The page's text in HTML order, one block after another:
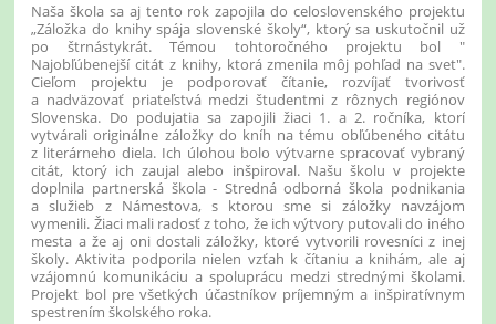
Naša škola sa aj tento rok zapojila do celoslovenského projektu
„Záložka do knihy spája slovenské školy“, ktorý sa uskutočnil už
po štrnástykrát. Témou tohtoročného projektu bol "
Najobľúbenejší citát z knihy, ktorá zmenila môj pohľad na svet".
Cieľom projektu je podporovať čítanie, rozvíjať tvorivosť
a nadväzovať priateľstvá medzi študentmi z rôznych regiónov
Slovenska. Do podujatia sa zapojili žiaci 1. a 2. ročníka, ktorí
vytvárali originálne záložky do kníh na tému obľúbeného citátu
z literárneho diela. Ich úlohou bolo výtvarne spracovať vybraný
citát, ktorý ich zaujal alebo inšpiroval. Našu školu v projekte
doplnila partnerská škola - Stredná odborná škola podnikania
a služieb z Námestova, s ktorou sme si záložky navzájom
vymenili. Žiaci mali radosť z toho, že ich výtvory putovali do iného
mesta a že aj oni dostali záložky, ktoré vytvorili rovesníci z inej
školy. Aktivita podporila nielen vzťah k čítaniu a knihám, ale aj
vzájomnú komunikáciu a spoluprácu medzi strednými školami.
Projekt bol pre všetkých účastníkov príjemným a inšpiratívnym
spestrením školského roka.